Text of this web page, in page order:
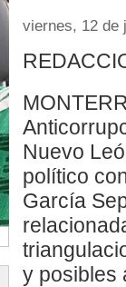
viernes, 12 de
Nuevo
político
García
y posibles